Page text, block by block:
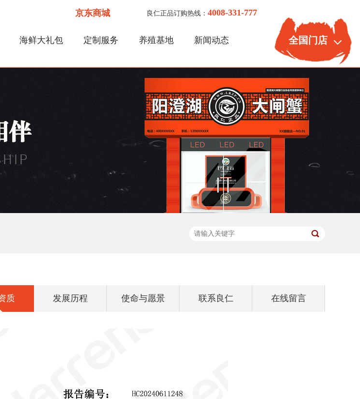
良仁正品订购热线： 4008-331-777
海鲜大礼包 定制服务 养殖基地 新闻动态 全国门店
京东商城
质 发展历程 使命与愿景 联系良仁 在线留言